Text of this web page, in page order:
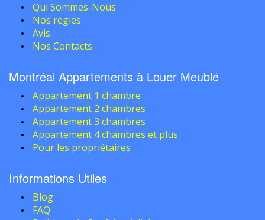
Qui Sommes-Nous
Nos règles
Avis
Nos Contacts
Montréal Appartements à Louer Meublé
Appartement 1 chambre
Appartement 2 chambres
Appartement 3 chambres
Appartement 4 chambres et plus
Pour les propriétaires
Informations Utiles
Blog
FAQ